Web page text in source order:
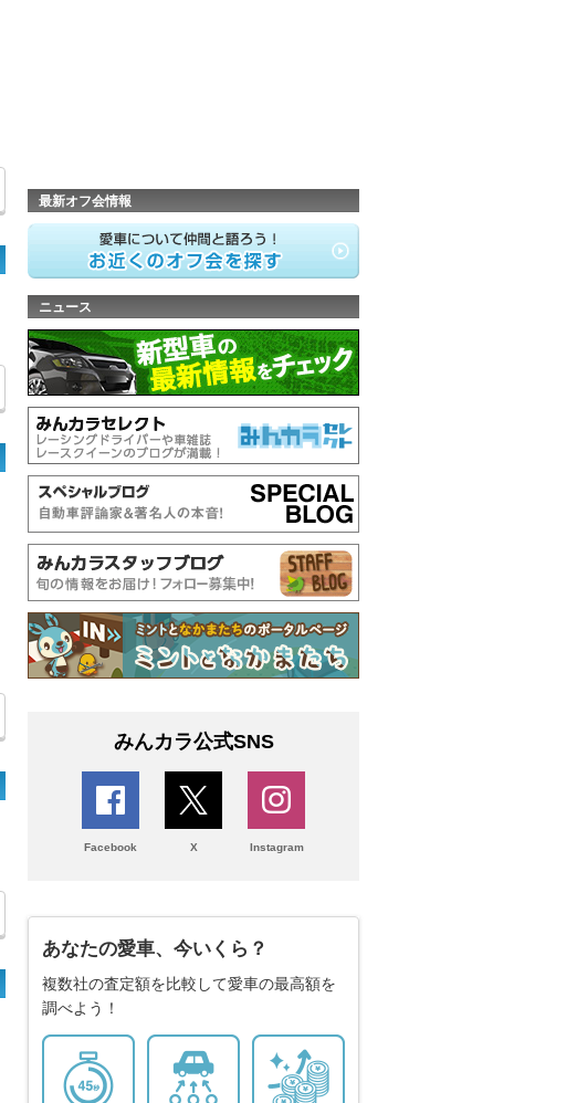
最新オフ会情報
ニュース
みんカラ公式SNS
Facebook X Instagram
あなたの愛車、今いくら？
複数社の査定額を比較して愛車の最高額を
調べよう！